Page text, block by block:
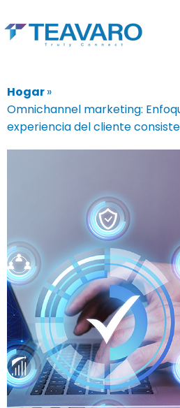
Hogar»
Omnichannel marketing:
experiencia del cliente